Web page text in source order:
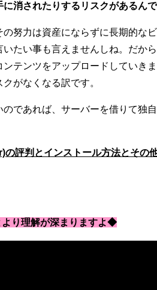
消されたりするリスクがあるんで
努力は資産にならずに長期的な
たい事も言えませんしね。だか
テンツをアップロードしていき
がなくなる訳です。
であれば、サーバーを借りて独
評判とインストール方法とその
り理解が深まりますよ◆